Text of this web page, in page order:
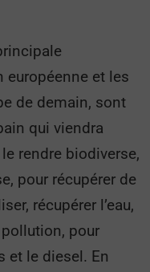
européenne et les
de demain, sont
qui viendra
rendre biodiverse,
pour récupérer de
récupérer l’eau,
pollution, pour
et le diesel. En